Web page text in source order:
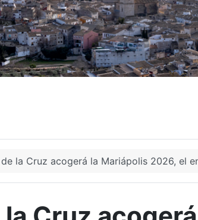
la Cruz acogerá la Mariápolis 2026, el